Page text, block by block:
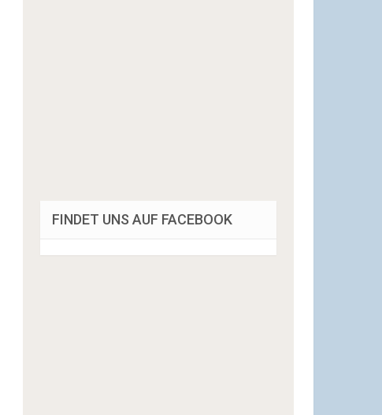
FINDET UNS AUF FACEBOOK